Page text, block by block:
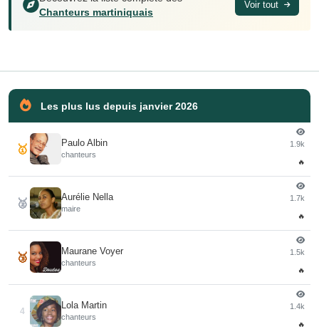
Chanteurs martiniquais
Voir tout
Les plus lus depuis janvier 2026
🥇 Paulo Albin
chanteurs
1.9k
🔥
🥈 Aurélie Nella
maire
1.7k
🔥
🥉 Maurane Voyer
chanteurs
1.5k
🔥
4
Lola Martin
chanteurs
1.4k
🔥